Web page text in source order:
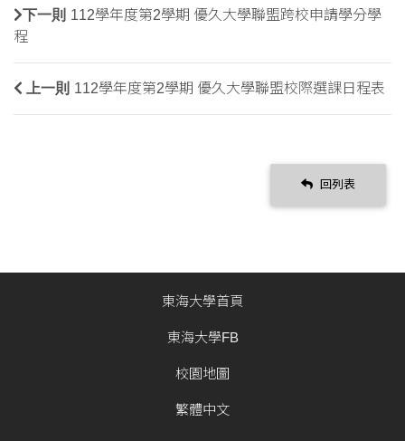
下一則 112學年度第2學期 優久大學聯盟跨校申請學分學
程
上一則 112學年度第2學期 優久大學聯盟校際選課日程表
回列表
東海大學首頁
東海大學FB
校園地圖
繁體中文